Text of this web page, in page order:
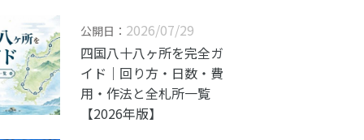
公開日： 2026/07/29
四国八十八ヶ所を完全ガ
イド｜回り方・日数・費
用・作法と全札所一覧
【2026年版】